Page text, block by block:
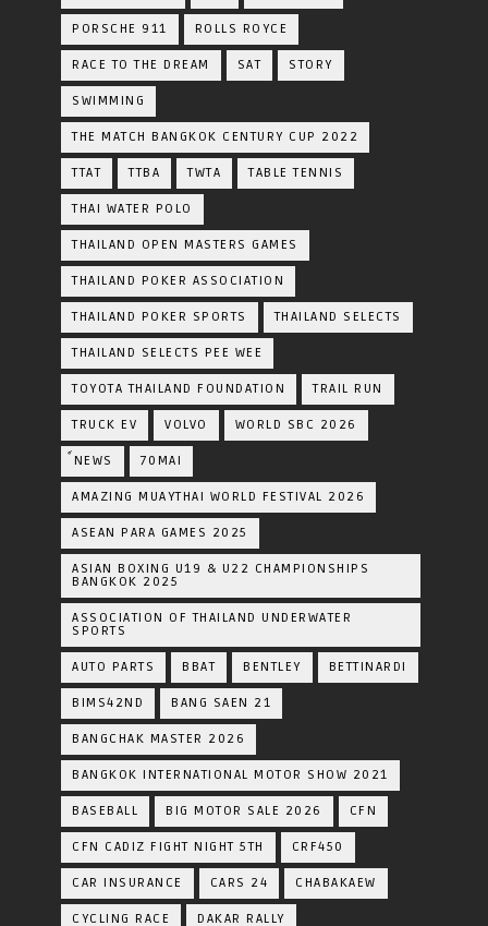
PORSCHE 911 ROLLS ROYCE
RACE TO THE DREAM SAT STORY
SWIMMING
THE MATCH BANGKOK CENTURY CUP 2022
TTAT TTBA TWTA TABLE TENNIS
THAI WATER POLO
THAILAND OPEN MASTERS GAMES
THAILAND POKER ASSOCIATION
THAILAND POKER SPORTS THAILAND SELECTS
THAILAND SELECTS PEE WEE
TOYOTA​ THAILAND​ FOUNDATION TRAIL RUN
TRUCK EV VOLVO WORLD SBC 2026
์NEWS 70MAI
AMAZING MUAYTHAI WORLD FESTIVAL 2026
ASEAN PARA GAMES 2025
ASIAN BOXING U19 & U22 CHAMPIONSHIPS
BANGKOK 2025
ASSOCIATION OF THAILAND UNDERWATER
SPORTS
AUTO PARTS BBAT BENTLEY BETTINARDI
BIMS42ND BANG SAEN 21
BANGCHAK MASTER 2026
BANGKOK INTERNATIONAL MOTOR SHOW 2021
BASEBALL BIG MOTOR SALE 2026 CFN
CFN CADIZ FIGHT NIGHT 5TH CRF450
CAR INSURANCE CARS 24 CHABAKAEW
CYCLING RACE DAKAR RALLY